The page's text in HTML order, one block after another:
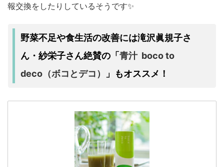
報交換をしたりしているそうです✨
野菜不足や食生活の改善には滝沢眞規子さ
ん・紗栄子さん絶賛の「青汁 boco to
deco（ボコとデコ）
」もオススメ！